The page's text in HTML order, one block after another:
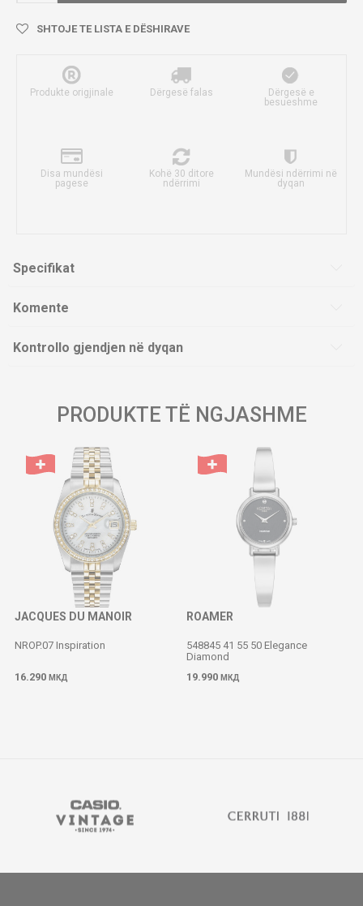
SHTOJE TE LISTA E DËSHIRAVE
Produkte origjinale Dërgesë falas
Dërgesë e
besueshme
Disa mundësi
pagese
Kohë 30 ditore
ndërrimi
Mundësi ndërrimi në
dyqan
Specifikat
Komente
Kontrollo gjendjen në dyqan
PRODUKTE TË NGJASHME
JACQUES DU MANOIR
NROP.07 Inspiration
16.290 МКД
ROAMER
548845 41 55 50 Elegance
Diamond
19.990 МКД